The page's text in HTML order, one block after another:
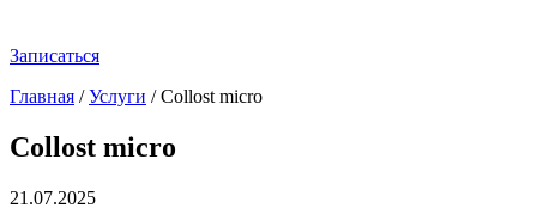
Записаться
Главная /Услуги /Collost micro
Collost micro
21.07.2025